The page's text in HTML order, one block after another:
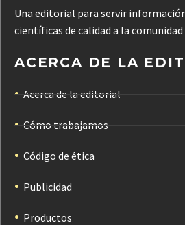
Una editorial para servir
científicas de calidad a la comunidad
ACERCA DE LA
Acerca de la editorial
Cómo trabajamos
Código de ética
Publicidad
Productos